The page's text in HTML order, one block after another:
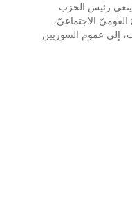
رئيس الحزب
الاجتماعيّ،
إلى عموم السوريين